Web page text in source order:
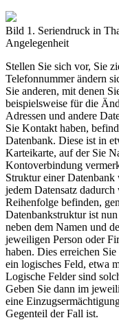
Bild 1. Seriendruck in
Angelegenheit
Stellen Sie sich vor, Sie
Telefonnummer ändern
Sie anderen, mit denen
beispielsweise für die
Adressen und andere
Sie Kontakt haben,
Datenbank. Diese ist in
Karteikarte, auf der Sie
Kontoverbindung
Struktur einer
jedem Datensatz
Reihenfolge befinden,
Datenbankstruktur ist
neben dem Namen und
jeweiligen Person oder
haben. Dies erreichen
ein logisches Feld, etwa
Logische Felder sind
Geben Sie dann im
eine
Gegenteil der Fall ist.